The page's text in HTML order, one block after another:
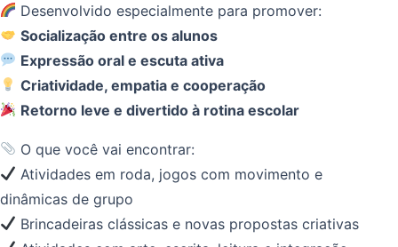
Desenvolvido especialmente para promover:
Socialização entre os alunos
Expressão oral e escuta ativa
Criatividade, empatia e cooperação
Retorno leve e divertido à rotina escolar
O que você vai encontrar:
Atividades em roda, jogos com movimento e
dinâmicas de grupo
Brincadeiras clássicas e novas propostas criativas